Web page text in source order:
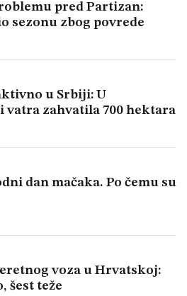
pred Partizan:
sezonu zbog povrede
u Srbiji: U
vatra zahvatila 700 hektara
dan mačaka. Po čemu su
voza u Hrvatskoj:
šest teže